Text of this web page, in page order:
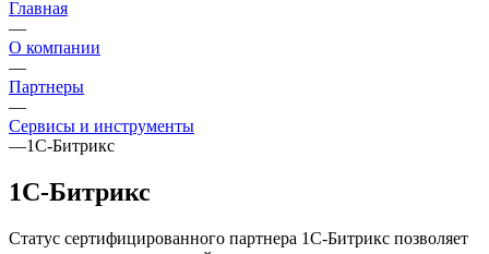
Главная
—
О компании
—
Партнеры
—
Сервисы и инструменты
—1С-Битрикс
1С-Битрикс
Статус сертифицированного партнера 1С-Битрикс позволяет